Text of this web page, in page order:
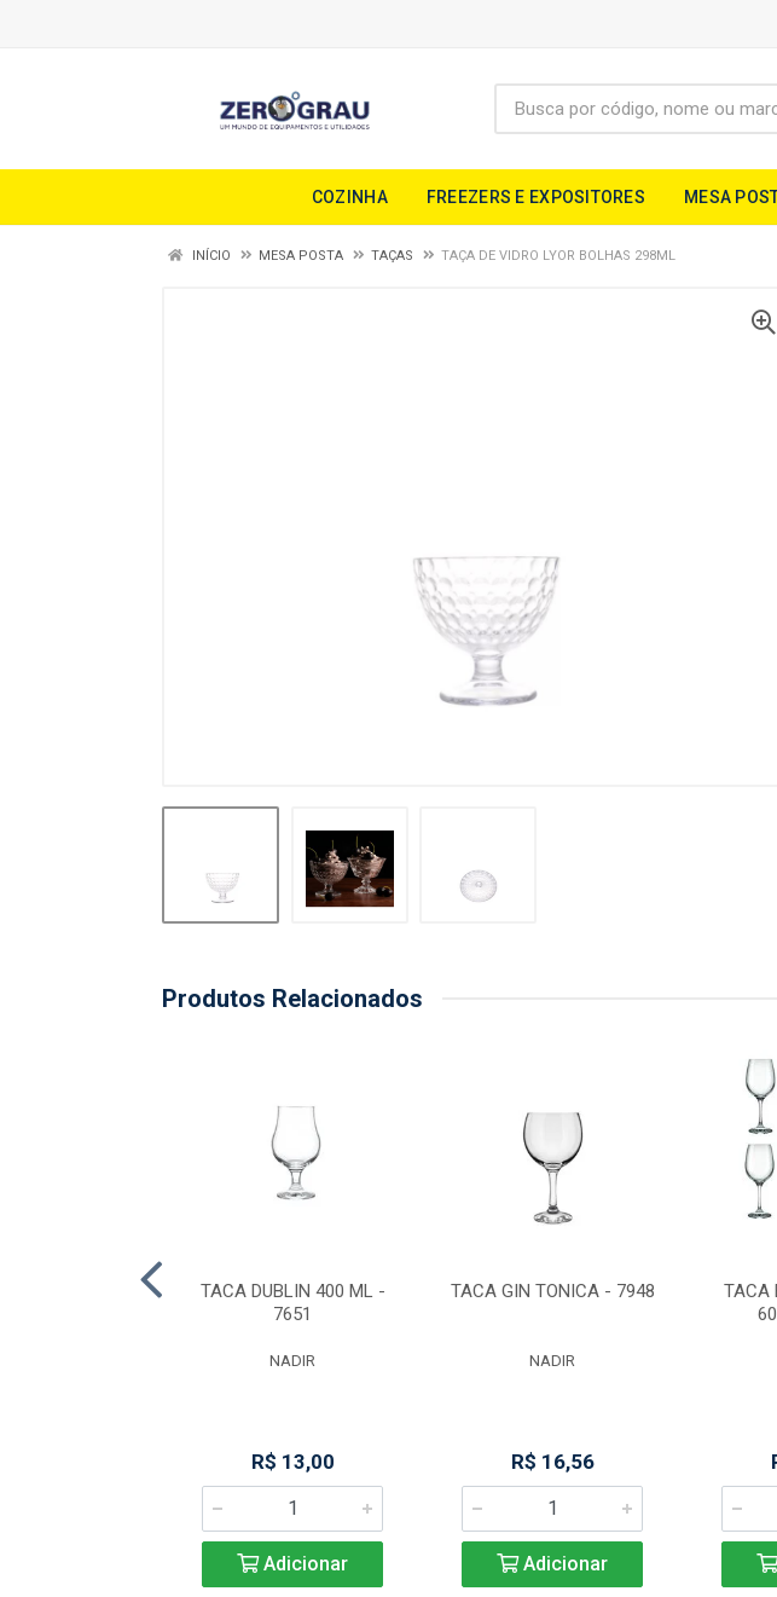
COZINHA FREEZERS E EXPOSITORES MESA
INÍCIO MESA POSTA TAÇAS TAÇA DE VIDRO LYOR BOLHAS 298ML
Produtos Relacionados
TACA DUBLIN 400 ML -
7651
NADIR
R$ 13,00
Adicionar
TACA GIN TONICA - 7948
NADIR
R$ 16,56
Adicionar
TACA